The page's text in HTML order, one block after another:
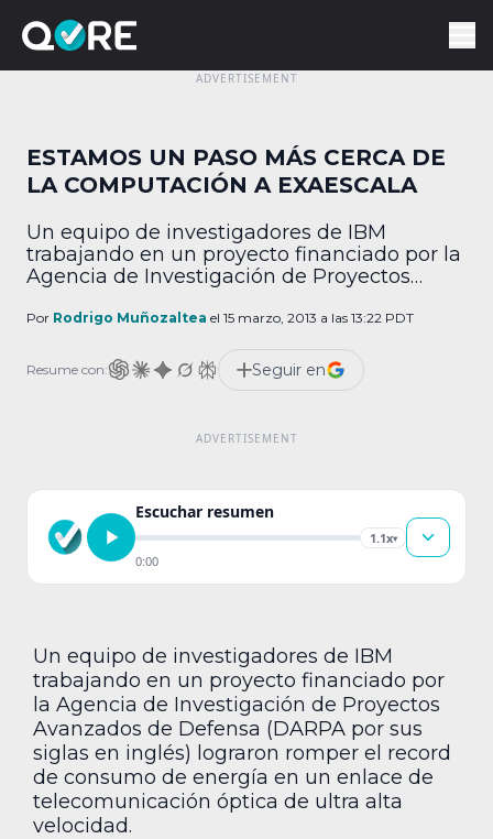
ESTAMOS UN PASO MÁS CERCA DE
LA COMPUTACIÓN A EXAESCALA
Un equipo de investigadores de IBM
trabajando en un proyecto financiado por la
Agencia de Investigación de Proyectos
siglas en inglés) lograron romper el record
telecomunicación óptica de ultra alta
velocidad. En comparación con el pasado
Por Rodrigo Muñozaltea el 15 marzo, 2013 a las 13:22 PDT
Resume con: Seguir en
Escuchar resumen
1.1x▾
0:00
Un equipo de investigadores de IBM
trabajando en un proyecto financiado por
la Agencia de Investigación de Proyectos
Avanzados de Defensa (DARPA por sus
siglas en inglés) lograron romper el record
de consumo de energía en un enlace de
telecomunicación óptica de ultra alta
velocidad.